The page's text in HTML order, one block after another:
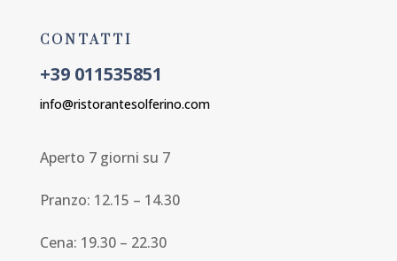
CONTATTI
+39 011535851
info@ristorantesolferino.com
Aperto 7 giorni su 7
Pranzo: 12.15 – 14.30
Cena: 19.30 – 22.30